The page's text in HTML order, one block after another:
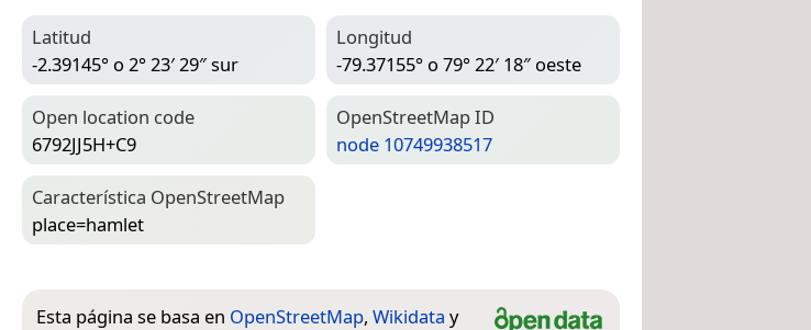
Latitud
-2.39145° o 2° 23′ 29″ sur
Longitud
-79.37155° o 79° 22′ 18″ oeste
Open location code
6792JJ5H+C9
Open­Street­Map ID
node 10749938517
Característica Open­Street­Map
place=­hamlet
Esta página se basa en OpenStreetMap, Wikidata y